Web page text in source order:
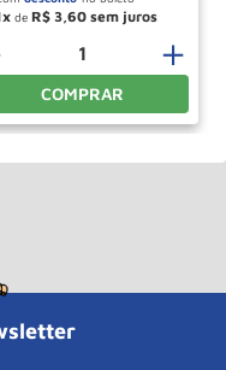
de R$ 3,60
＋
COMPRAR